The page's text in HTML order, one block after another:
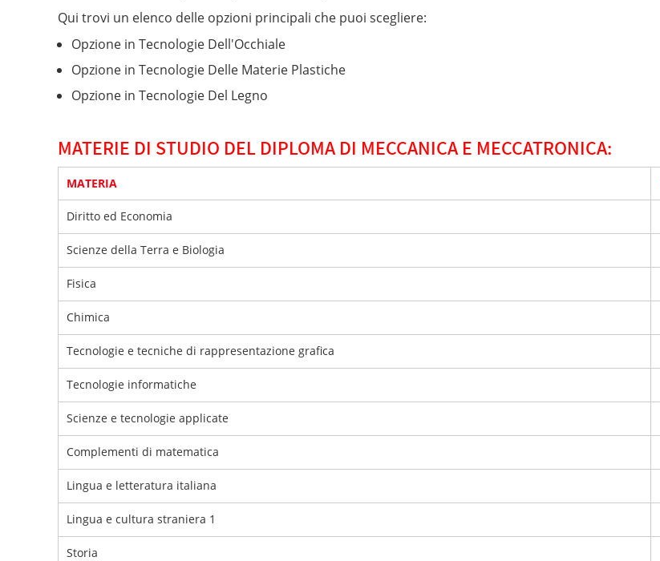
Qui trovi un elenco delle opzioni principali che puoi scegliere:
Opzione in Tecnologie Dell'Occhiale
Opzione in Tecnologie Delle Materie Plastiche
Opzione in Tecnologie Del Legno
MATERIE DI STUDIO DEL DIPLOMA DI MECCANICA E MECCATRONICA:
MATERIA
Diritto ed Economia
Scienze della Terra e Biologia
Fisica
Chimica
Tecnologie e tecniche di rappresentazione grafica
Tecnologie informatiche
Scienze e tecnologie applicate
Complementi di matematica
Lingua e letteratura italiana
Lingua e cultura straniera 1
Storia